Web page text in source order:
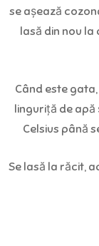
se așează
lasă din nou la
Când este
linguriță de
Celsius până
Se lasă la răcit,